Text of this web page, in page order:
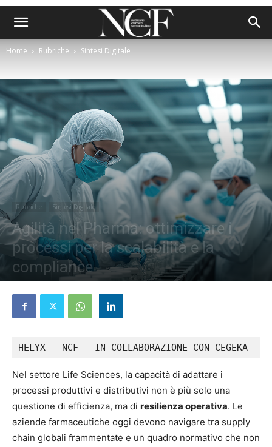
Home Rubriche Sintesi Digitale
Rubriche Sintesi Digitale
Agilità nel Pharma: ottimizzare i
processi per la scalabilità e la
compliance
HELYX - NCF - IN COLLABORAZIONE CON CEGEKA
Nel settore Life Sciences, la capacità di adattare i
processi produttivi e distributivi non è più solo una
questione di efficienza, ma di resilienza operativa. Le
aziende farmaceutiche oggi devono navigare tra supply
chain globali frammentate e un quadro normativo che non